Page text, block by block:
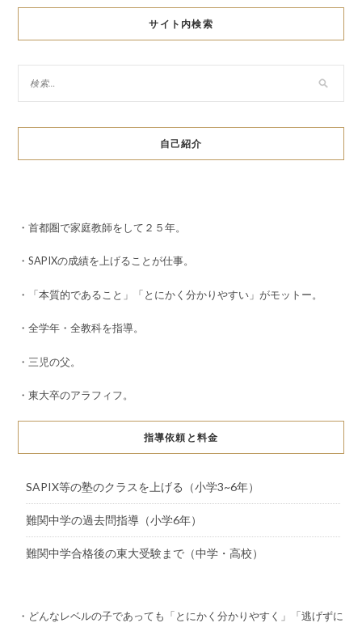
ナ
ビ
ゲ
ー
サイト内検索
自己紹介
・首都圏で家庭教師をして２５年。
・SAPIXの成績を上げることが仕事。
・「本質的であること」「とにかく分かりやすい」がモットー。
・全学年・全教科を指導。
・三児の父。
・東大卒のアラフィフ。
指導依頼と料金
SAPIX等の塾のクラスを上げる（小学3~6年）
難関中学の過去問指導（小学6年）
難関中学合格後の東大受験まで（中学・高校）
・どんなレベルの子であっても「とにかく分かりやすく」「逃げずに